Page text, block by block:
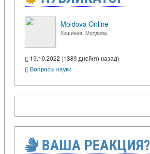
Moldova Online
Кишинев, Молдова
19.10.2022 (1389 дней(я) назад)
Вопросы науки
ВАША РЕАКЦИЯ?